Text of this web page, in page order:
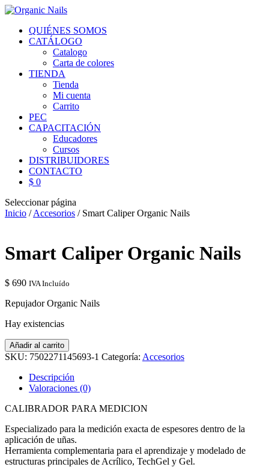
QUIÉNES SOMOS
CATÁLOGO
Catalogo
Carta de colores
TIENDA
Tienda
Mi cuenta
Carrito
PEC
CAPACITACIÓN
Educadores
Cursos
DISTRIBUIDORES
CONTACTO
$ 0
Seleccionar página
Inicio /Accesorios / Smart Caliper Organic Nails
Smart Caliper Organic Nails
$ 690 IVA Incluído
Repujador Organic Nails
Hay existencias
Smart
Caliper
Nails
cantidad
Añadir al carrito
SKU: 7502271145693-1 Categoría: Accesorios
Descripción
Valoraciones (0)
CALIBRADOR PARA MEDICION
Especializado para la medición exacta de espesores dentro de la
aplicación de uñas.
Herramienta complementaria para el aprendizaje y modelado de
estructuras principales de Acrílico, TechGel y Gel.